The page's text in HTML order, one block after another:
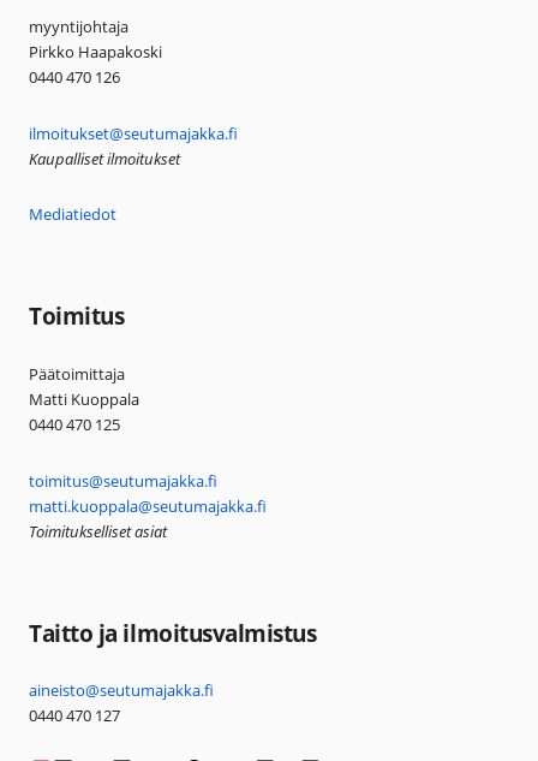
myyntijohtaja
Pirkko Haapakoski
0440 470 126
ilmoitukset@seutumajakka.fi
Kaupalliset ilmoitukset
Mediatiedot
Toimitus
Päätoimittaja
Matti Kuoppala
0440 470 125
toimitus@seutumajakka.fi
matti.kuoppala@seutumajakka.fi
Toimitukselliset asiat
Taitto ja ilmoitusvalmistus
aineisto@seutumajakka.fi
0440 470 127